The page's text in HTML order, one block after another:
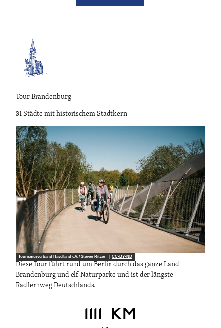
Tour Brandenburg
31 Städte mit historischem Stadtkern
Tourismusverband Havelland e.V. / Steven Ritzer | CC-BY-ND
Diese Tour führt rund um Berlin durch das ganze Land
Brandenburg und elf Naturparke und ist der längste
Radfernweg Deutschlands.
1111 KM